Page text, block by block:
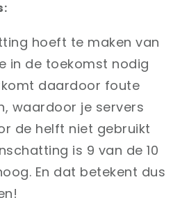
hoeft te maken van
in de toekomst nodig
daardoor foute
waardoor je servers
de helft niet gebruikt
is 9 van de 10
En dat betekent dus